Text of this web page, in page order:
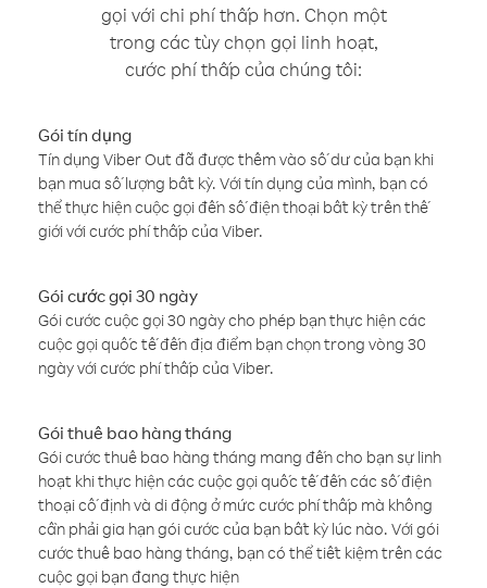
gọi với chi phí thấp hơn. Chọn một
trong các tùy chọn gọi linh hoạt,
cước phí thấp của chúng tôi:
Gói tín dụng
Tín dụng Viber Out đã được thêm vào số dư của bạn khi
bạn mua số lượng bất kỳ. Với tín dụng của mình, bạn có
thể thực hiện cuộc gọi đến số điện thoại bất kỳ trên thế
giới với cước phí thấp của Viber.
Gói cước gọi 30 ngày
Gói cước cuộc gọi 30 ngày cho phép bạn thực hiện các
cuộc gọi quốc tế đến địa điểm bạn chọn trong vòng 30
ngày với cước phí thấp của Viber.
Gói thuê bao hàng tháng
Gói cước thuê bao hàng tháng mang đến cho bạn sự linh
hoạt khi thực hiện các cuộc gọi quốc tế đến các số điện
thoại cố định và di động ở mức cước phí thấp mà không
cần phải gia hạn gói cước của bạn bất kỳ lúc nào. Với gói
cước thuê bao hàng tháng, bạn có thể tiết kiệm trên các
cuộc gọi bạn đang thực hiện